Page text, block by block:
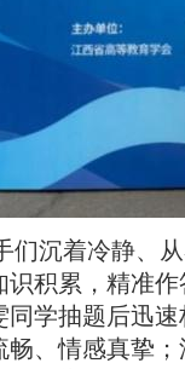
们沉着冷静、
积累，精准
学抽题后迅速
、情感真挚